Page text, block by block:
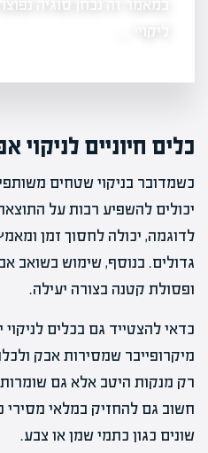
גרופיתבמאמר זה נבחן סוגיה
ליקויי…
כלים חיוניים לניקוי
כשמדובר בניקוי שטחים
יכולים להשפיע רבות על
לדוגמה, יכולה לחסוך זמן
גדולים. בנוסף, שימוש בשואב
ופסולת קטנה בצורה יעילה.
כדאי להצטייד גם בכלים
מיקרופייבר שמסירות אבק
רק מנקות היטב אלא גם
חשוב גם להחזיק במלאי מסירי
שונים כגון כתמי שמן או צבע.